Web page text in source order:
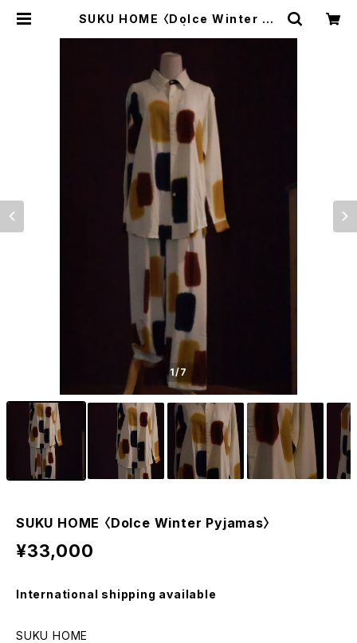
SUKU HOME 〈Dolce Winter Py
1/7
SUKU HOME 〈Dolce Winter Pyjamas〉
¥33,000
International shipping available
SUKU HOME